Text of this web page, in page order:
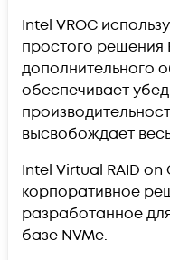
Intel VROC
простого решения
дополнительного
обеспечивает
высвобождает
Intel Virtual RAID on
корпоративное
разработанное
базе NVMe.